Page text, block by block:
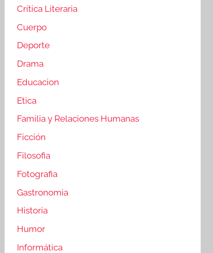
Crítica Literaria
Cuerpo
Deporte
Drama
Educacion
Etica
Familia y Relaciones Humanas
Ficción
Filosofia
Fotografia
Gastronomia
Historia
Humor
Informática